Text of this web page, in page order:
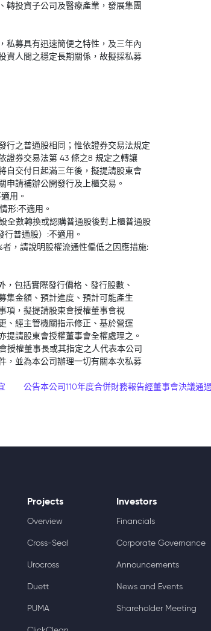
轉投資子公司及醫療產業，發展集團
私募具有迅速簡便之特性，及三年內
資人間之穩定長期關係，故擬採私募
行之普通股相同；惟依證券交易法規定
證券交易法第 43 條之8 規定之轉讓
自交付日起滿三年後，擬提請股東會
申請補辦公開發行及上櫃交易。
用。
形:不適用。
全數轉換或認購普通股後對上櫃普通股
普通股）:不適用。
，請說明股權流通性偏低之因應措施:
，包括實際發行價格、發行股數、
集金額、預計進度、預計可能產生
項，擬提請股東會授權董事會視
、經主管機關指示修正、基於營運
提請股東會授權董事會全權處理之。
授權董事長或其指定之人代表本公司
，並為本公司辦理一切有關本次私募
公告本公司110年度合併財務報告經董事會決議通過
Projects
Overview
Cross-Seal
Urocross
Duett
PUMA
Investors
Financials
Corporate Governance
Announcements
News and Events
Shareholder Meeting